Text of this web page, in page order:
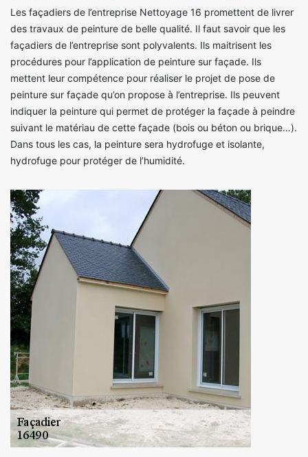
Les façadiers de l’entreprise Nettoyage 16 promettent de livrer
des travaux de peinture de belle qualité. Il faut savoir que les
façadiers de l’entreprise sont polyvalents. Ils maitrisent les
procédures pour l’application de peinture sur façade. Ils
mettent leur compétence pour réaliser le projet de pose de
peinture sur façade qu’on propose à l’entreprise. Ils peuvent
indiquer la peinture qui permet de protéger la façade à peindre
suivant le matériau de cette façade (bois ou béton ou brique…).
Dans tous les cas, la peinture sera hydrofuge et isolante,
hydrofuge pour protéger de l’humidité.